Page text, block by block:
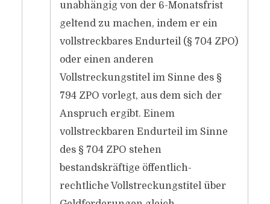
unabhängig von der 6-Monatsfrist
geltend zu machen, indem er ein
vollstreckbares Endurteil (§ 704 ZPO)
oder einen anderen
Vollstreckungstitel im Sinne des §
794 ZPO vorlegt, aus dem sich der
Anspruch ergibt. Einem
vollstreckbaren Endurteil im Sinne
des § 704 ZPO stehen
bestandskräftige öffentlich-
rechtliche Vollstreckungstitel über